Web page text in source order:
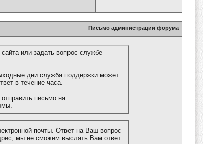
Письмо администрации форума
или задать вопрос службе
дни служба поддержки может
в течение часа.
письмо на
почты. Ответ на Ваш вопрос
мы не сможем выслать Вам ответ.